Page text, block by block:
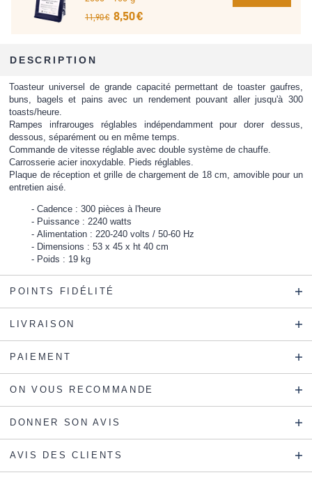
11,90 € 8,50 €
DESCRIPTION
Toasteur universel de grande capacité permettant de toaster gaufres,
buns, bagels et pains avec un rendement pouvant aller jusqu'à 300
toasts/heure.
Rampes infrarouges réglables indépendamment pour dorer dessus,
dessous, séparément ou en même temps.
Commande de vitesse réglable avec double système de chauffe.
Carrosserie acier inoxydable. Pieds réglables.
Plaque de réception et grille de chargement de 18 cm, amovible pour un
entretien aisé.
Cadence : 300 pièces à l'heure
Puissance : 2240 watts
Alimentation : 220-240 volts / 50-60 Hz
Dimensions : 53 x 45 x ht 40 cm
Poids : 19 kg
POINTS FIDÉLITÉ
LIVRAISON
PAIEMENT
ON VOUS RECOMMANDE
DONNER SON AVIS
AVIS DES CLIENTS